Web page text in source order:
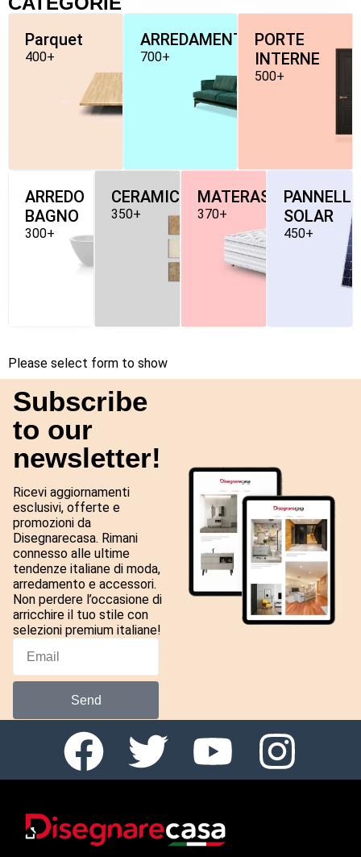
Parquet
400+
ARREDAMENTO
700+
PORTE
INTERNE
500+
ARREDO
BAGNO
300+
CERAMICHE
350+
MATERASSI
370+
PANNELLI-
SOLAR
450+
Please select form to show
Subscribe
to our
newsletter!
Ricevi aggiornamenti
esclusivi, offerte e
promozioni da
Disegnarecasa. Rimani
connesso alle ultime
tendenze italiane di moda,
arredamento e accessori.
Non perdere l’occasione di
arricchire il tuo stile con
selezioni premium italiane!
Send